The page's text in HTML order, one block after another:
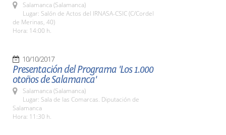
Salamanca (Salamanca)
Lugar: Salón de Actos del IRNASA-CSIC (C/Cordel
de Merinas, 40)
Hora: 14:00 h.
10/10/2017
Presentación del Programa 'Los 1.000
otoños de Salamanca'
Salamanca (Salamanca)
Lugar: Sala de las Comarcas. Diputación de
Salamanca
Hora: 11:30 h.